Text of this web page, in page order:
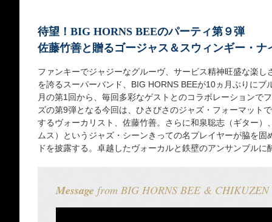
待望！BIG HORNS BEEのパーティ第９弾
佐藤竹善と贈るゴージャス＆スウィンギー・ナ
ファンキーでジャジーなグルーヴ、サービス精神旺盛な楽
を誇るスーパーバンド、BIG HORNS BEEが10ヵ月ぶりに
月の第1回から、毎回多彩なゲストとのコラボレーションで
ズの第9弾となる今回は、ひさびさのジャズ・フォーマット
するヴォーカリスト、佐藤竹善。さらに和泉聡志（ギター
ムス）というジャズ・シーンきっての名プレイヤーが脇を
ドを披露する。卓越したヴォーカルと鉄壁のアンサンブル
Message from BIG HORNS BEE & CHIKUZEN